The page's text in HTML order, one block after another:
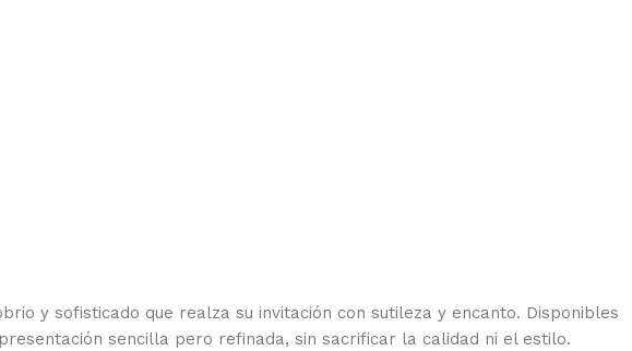
y sofisticado que realza su invitación con sutileza y encanto. Disponibles
sencilla pero refinada, sin sacrificar la calidad ni el estilo.